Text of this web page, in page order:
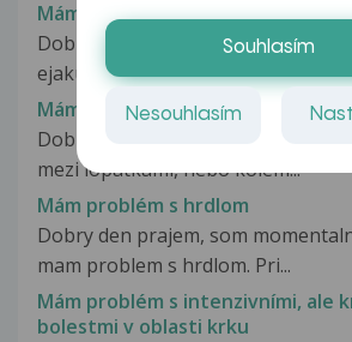
Mám problém s erekci a
Dobrý den, Mám problém s erekci
ejakulace, když jsem sám a
Mám problém s hlubokým
Dobrý den, již přes rok mám
mezi lopatkami, nebo kolem...
Mám problém s hrdlom
Dobry den prajem, som
mam problem s hrdlom. Pri...
Mám problém s intenzivními, ale
bolestmi v oblasti krku
Souhlasím
Nesouhlasím